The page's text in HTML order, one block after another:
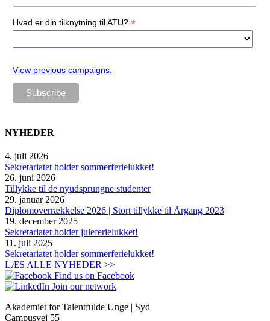
Hvad er din tilknytning til ATU? *
View previous campaigns.
NYHEDER
4. juli 2026
Sekretariatet holder sommerferielukket!
26. juni 2026
Tillykke til de nyudsprungne studenter
29. januar 2026
Diplomoverrækkelse 2026 | Stort tillykke til Årgang 2023
19. december 2025
Sekretariatet holder juleferielukket!
11. juli 2025
Sekretariatet holder sommerferielukket!
LÆS ALLE NYHEDER >>
Find us on Facebook
Join our network
Akademiet for Talentfulde Unge | Syd
Campusvej 55